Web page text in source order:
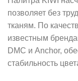
позволяет без
тканям. По
известным
DMC и Anchor,
стабильность